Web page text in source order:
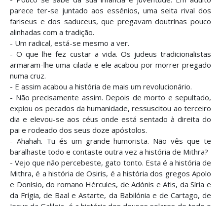
parece ter-se juntado aos essénios, uma seita rival dos
fariseus e dos saduceus, que pregavam doutrinas pouco
alinhadas com a tradição.
- Um radical, está-se mesmo a ver.
- O que lhe fez custar a vida. Os judeus tradicionalistas
armaram-lhe uma cilada e ele acabou por morrer pregado
numa cruz.
- E assim acabou a história de mais um revolucionário.
- Não precisamente assim. Depois de morto e sepultado,
expiou os pecados da humanidade, ressuscitou ao terceiro
dia e elevou-se aos céus onde está sentado à direita do
pai e rodeado dos seus doze apóstolos.
- Ahahah. Tu és um grande humorista. Não vês que te
baralhaste todo e contaste outra vez a história de Mithra?
- Vejo que não percebeste, gato tonto. Esta é a história de
Mithra, é a história de Osiris, é a história dos gregos Apolo
e Donísio, do romano Hércules, de Adónis e Atis, da Síria e
da Frígia, de Baal e Astarte, da Babilónia e de Cartago, de